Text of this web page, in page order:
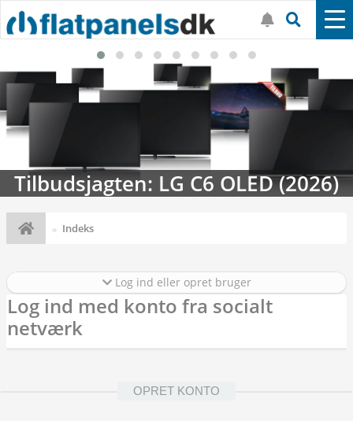
Tilbudsjagten: LG C6 OLED (2026)
Indeks
Log ind eller opret bruger
Log ind med konto fra socialt
netværk
OPRET KONTO